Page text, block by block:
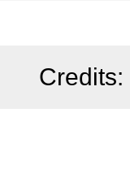
Credits: